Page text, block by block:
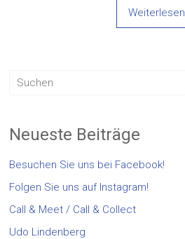
Weiterlesen
Neueste Beiträge
Besuchen Sie uns bei Facebook!
Folgen Sie uns auf Instagram!
Call & Meet / Call & Collect
Udo Lindenberg